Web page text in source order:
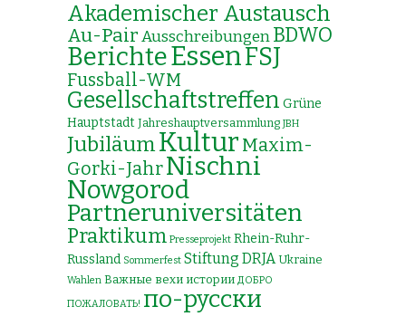
Akademischer Austausch
Au-PairAusschreibungenBDWO
BerichteEssenFSJ
Fussball-WM
Gesellschaftstreffen Grüne
Hauptstadt Jahreshauptversammlung JBH
JubiläumKultur Maxim-
Gorki-JahrNischni
Nowgorod
Partneruniversitäten
Praktikum Presseprojekt Rhein-Ruhr-
Russland Sommerfest Stiftung DRJA Ukraine
Wahlen Важные вехи истории ДОБРО
ПОЖАЛОВАТЬ! по-русски